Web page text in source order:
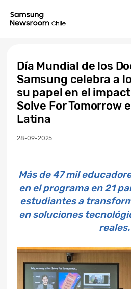
Día Mundial de los
Samsung celebra a
su papel en el
Solve For Tomorrow
Latina
28-09-2025
Más de 47 mil
en el programa en 21
estudiantes a
en soluciones
reales.